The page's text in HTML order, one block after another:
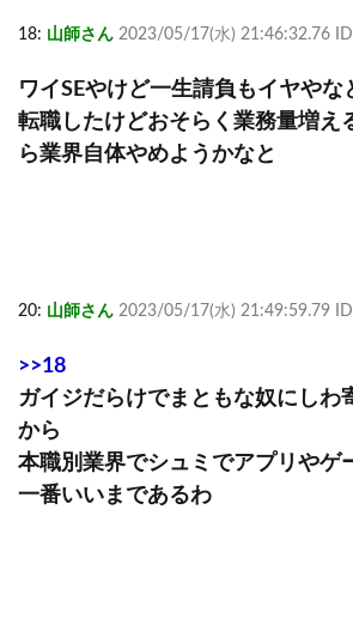
18: 山師さん 2023/05/17(水) 21:46:32.76
ワイSEやけど一生請負もイヤや
転職したけどおそらく業務量増え
ら業界自体やめようかなと
20: 山師さん 2023/05/17(水) 21:49:59.79
>>18
ガイジだらけでまともな奴にしわ
から
本職別業界でシュミでアプリやゲ
一番いいまであるわ